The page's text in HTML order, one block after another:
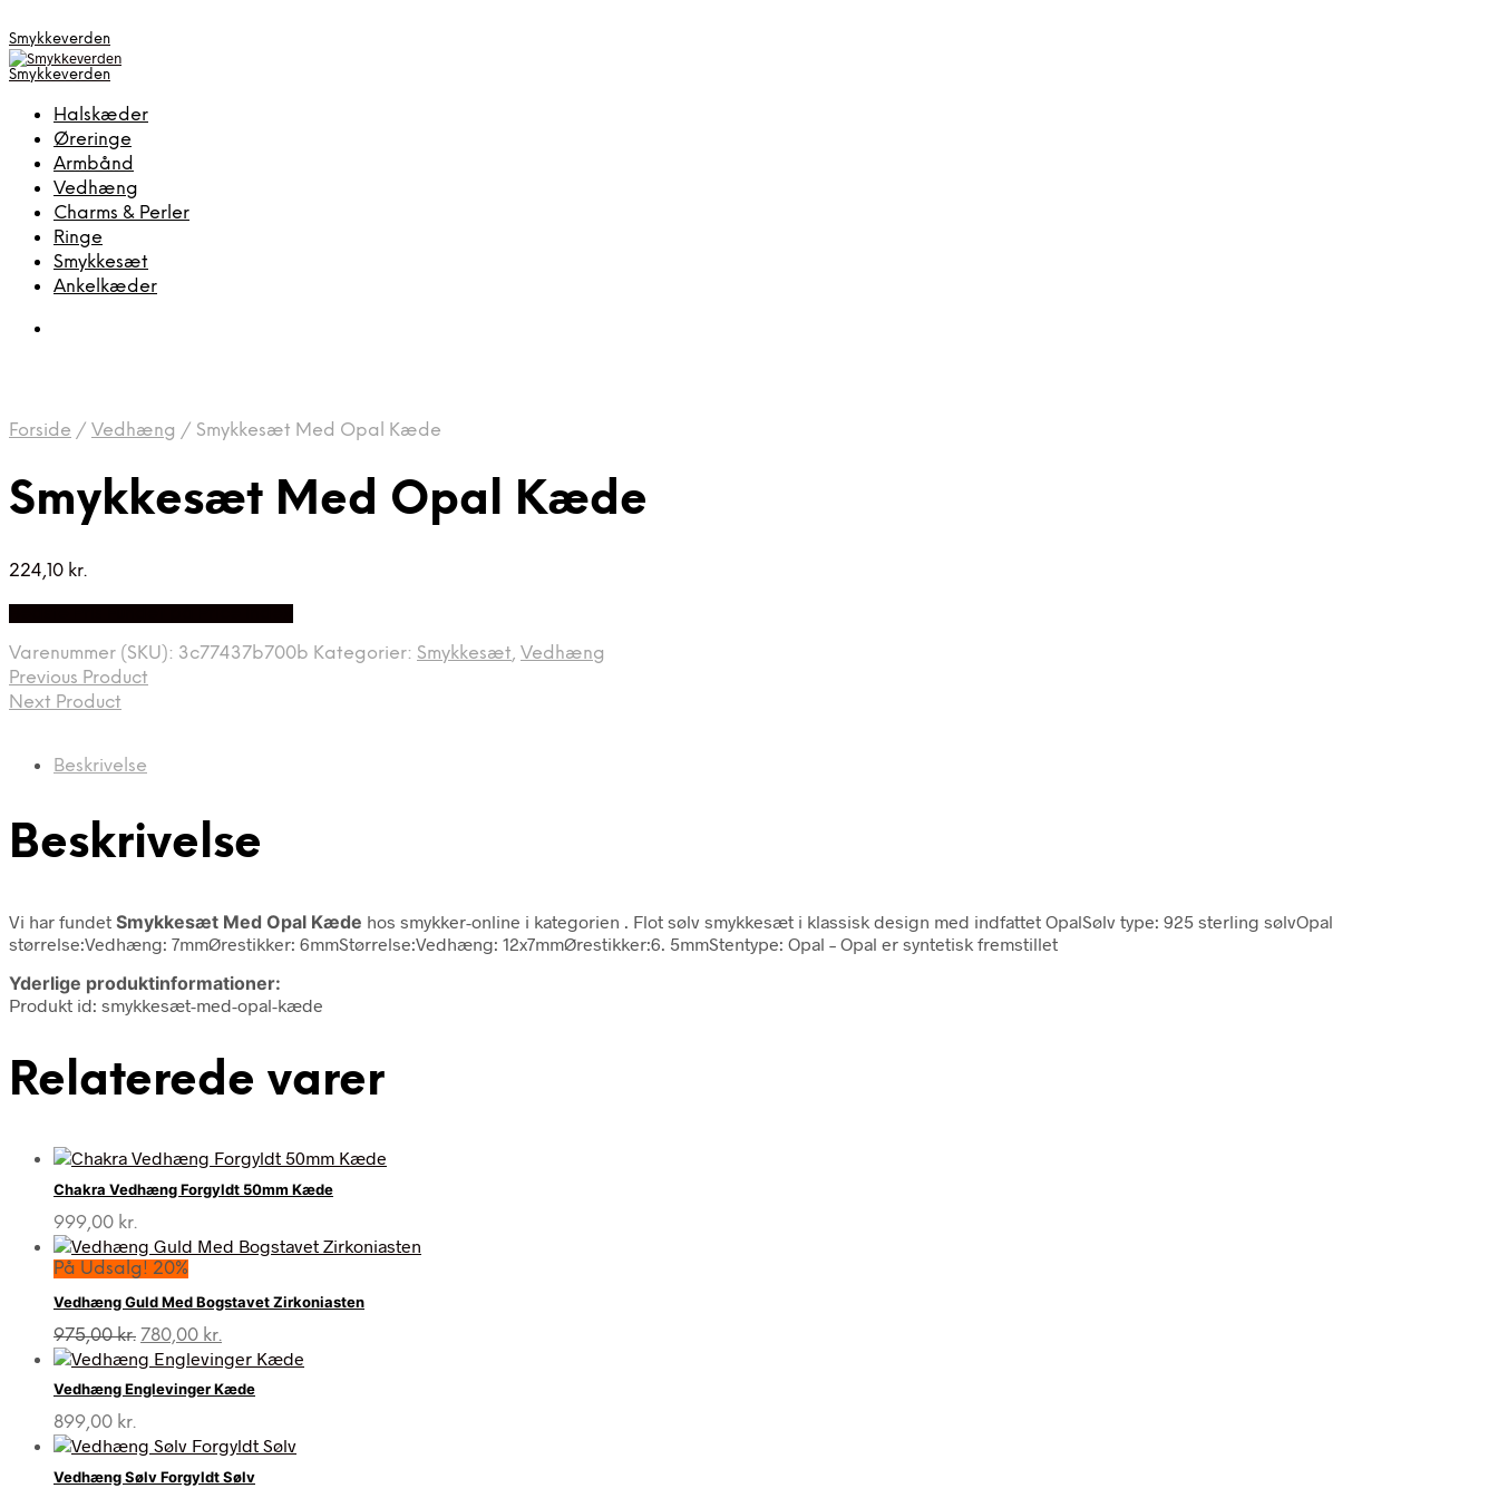
Smykkeverden
Smykkeverden
Halskæder
Øreringe
Armbånd
Vedhæng
Charms & Perler
Ringe
Smykkesæt
Ankelkæder
Forside / Vedhæng / Smykkesæt Med Opal Kæde
Smykkesæt Med Opal Kæde
224,10 kr.
Varenummer (SKU): 3c77437b700b Kategorier: Smykkesæt, Vedhæng
Previous Product
Next Product
Beskrivelse
Beskrivelse
Vi har fundet Smykkesæt Med Opal Kæde hos smykker-online i kategorien
. Flot sølv smykkesæt i klassisk design med indfattet OpalSølv type: 925 sterling sølvOpal
størrelse:Vedhæng: 7mmØrestikker: 6mmStørrelse:Vedhæng: 12x7mmØrestikker:6. 5mmStentype: Opal – Opal er syntetisk fremstillet
Yderlige produktinformationer:
Produkt id: smykkesæt-med-opal-kæde
Relaterede varer
Chakra Vedhæng Forgyldt 50mm Kæde
999,00 kr.
På Udsalg! 20%
Vedhæng Guld Med Bogstavet Zirkoniasten
975,00kr. Den
oprindelige
var:
780,00 kr.
aktuelle
er:
Vedhæng Englevinger Kæde
899,00 kr.
Vedhæng Sølv Forgyldt Sølv